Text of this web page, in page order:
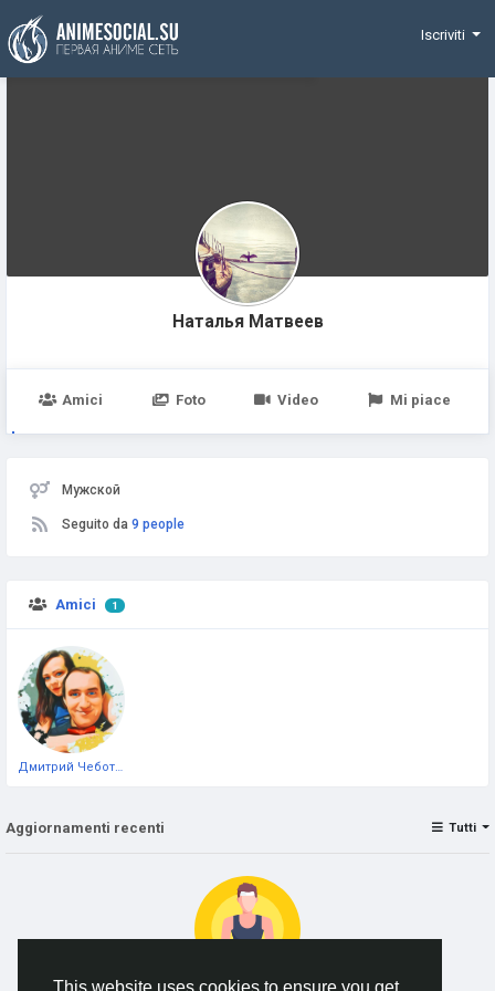
Funding
Iscriviti
Наталья Матвеев
Amici Foto Video Mi piace
Мужской
Seguito da 9 people
Amici 1
Aggiornamenti recenti Tutti